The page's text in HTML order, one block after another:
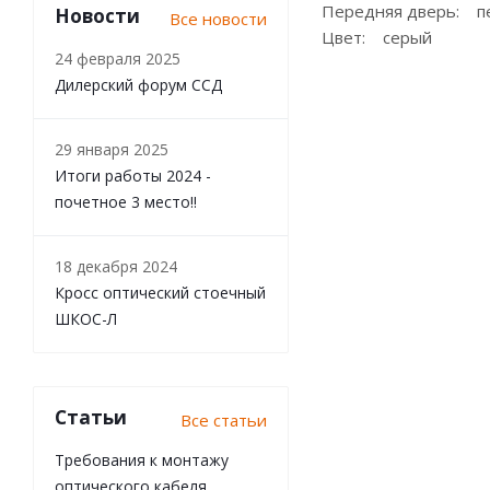
Передняя дверь:
Цвет: серый
Новости Все новости
24 февраля 2025
Дилерский форум ССД
29 января 2025
Итоги работы 2024 -
почетное 3 место!!
18 декабря 2024
Кросс оптический стоечный
ШКОС-Л
Статьи Все статьи
Требования к монтажу